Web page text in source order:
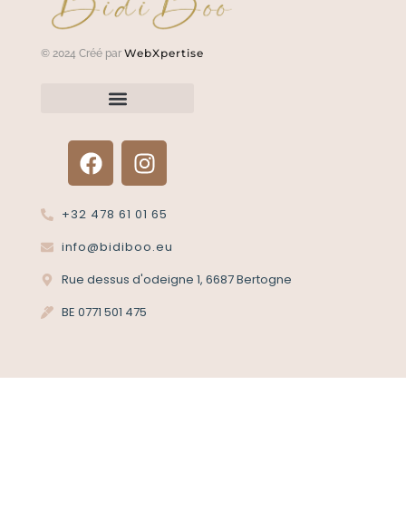
© 2024 Créé par WebXpertise
+32 478 61 01 65
info@bidiboo.eu
Rue dessus d'odeigne 1, 6687 Bertogne
BE 0771 501 475